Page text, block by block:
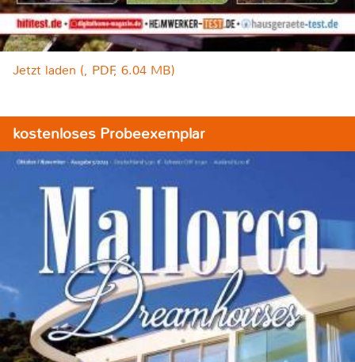
Jetzt laden (, PDF, 6.04 MB)
kostenloses Probeexemplar